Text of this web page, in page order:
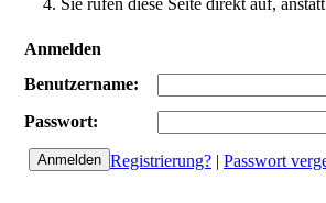
Sie rufen diese Seite direkt auf,
Anmelden
Benutzername:
Passwort:
Registrierung? | Passwort